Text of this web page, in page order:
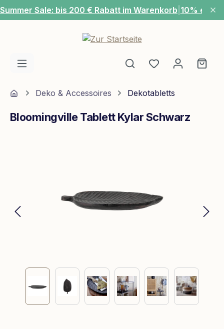
Zum Hauptinhalt springen
Summer Sale: bis 200 € Rabatt im Warenkorb 10% extra
Du hast 0
HomeDeko & Accessoires Dekotabletts
Bloomingville Tablett Kylar Schwarz